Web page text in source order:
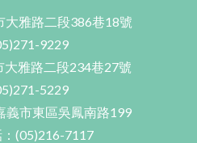
大雅路二段386巷18號
9229
雅路二段234巷27號
5229
義市東區吳鳳南路199
：(05)216-7117